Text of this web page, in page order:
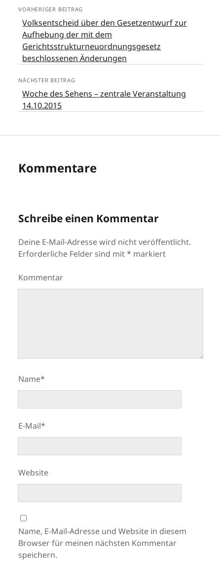
VORHERIGER BEITRAG
Volksentscheid über den Gesetzentwurf zur
Aufhebung der mit dem
Gerichtsstrukturneuordnungsgesetz
beschlossenen Änderungen
NÄCHSTER BEITRAG
Woche des Sehens – zentrale Veranstaltung
14.10.2015
Kommentare
Schreibe einen Kommentar
Deine E-Mail-Adresse wird nicht veröffentlicht.
Erforderliche Felder sind mit* markiert
Kommentar
Name*
E-Mail*
Website
Name, E-Mail-Adresse und Website in diesem
Browser für meinen nächsten Kommentar
speichern.